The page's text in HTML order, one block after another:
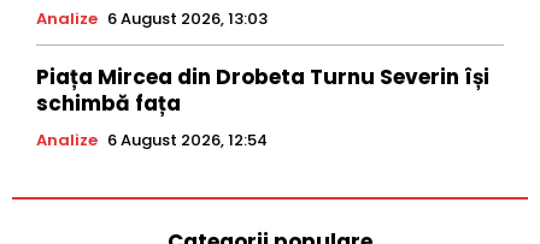
Analize 6 August 2026, 13:03
Piața Mircea din Drobeta Turnu Severin își
schimbă fața
Analize 6 August 2026, 12:54